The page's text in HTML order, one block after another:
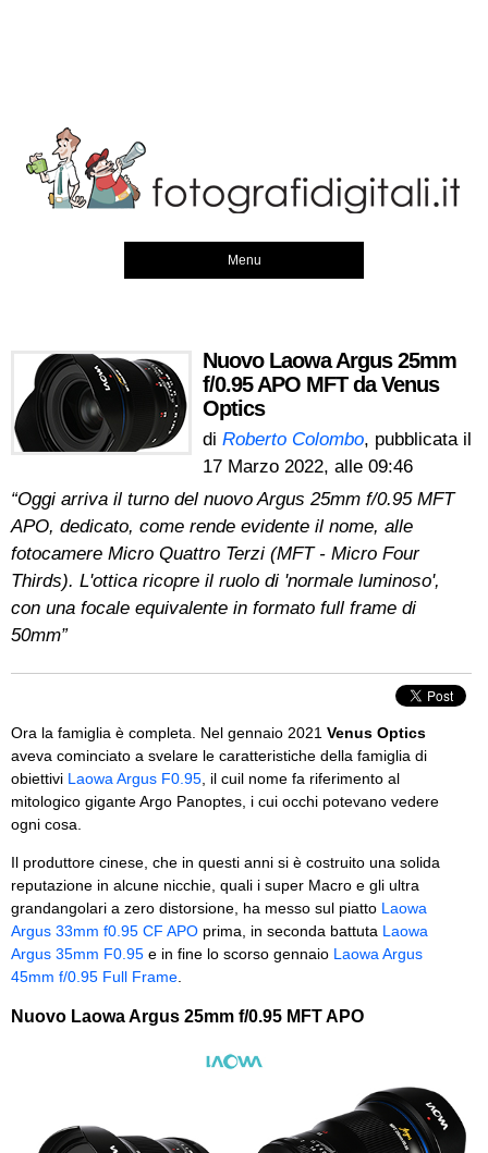
Menu
Nuovo Laowa Argus 25mm
f/0.95 APO MFT da Venus
Optics
di Roberto Colombo, pubblicata il
17 Marzo 2022, alle 09:46
“Oggi arriva il turno del nuovo Argus 25mm f/0.95 MFT
APO, dedicato, come rende evidente il nome, alle
fotocamere Micro Quattro Terzi (MFT - Micro Four
Thirds). L'ottica ricopre il ruolo di 'normale luminoso',
con una focale equivalente in formato full frame di
50mm”
Ora la famiglia è completa. Nel gennaio 2021 Venus Optics
aveva cominciato a svelare le caratteristiche della famiglia di
obiettivi Laowa Argus F0.95 , il cuil nome fa riferimento al
mitologico gigante Argo Panoptes, i cui occhi potevano vedere
ogni cosa.
Il produttore cinese, che in questi anni si è costruito una solida
reputazione in alcune nicchie, quali i super Macro e gli ultra
grandangolari a zero distorsione, ha messo sul piatto Laowa
Argus 33mm f0.95 CF APO prima, in seconda battuta Laowa
Argus 35mm F0.95 e in fine lo scorso gennaio Laowa Argus
45mm f/0.95 Full Frame
Nuovo Laowa Argus 25mm f/0.95 MFT APO